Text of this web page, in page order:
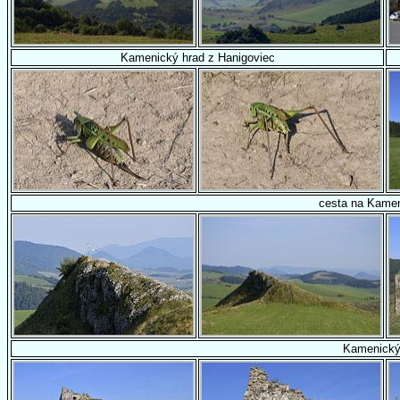
Kamenický hrad z Hanigoviec
cesta na